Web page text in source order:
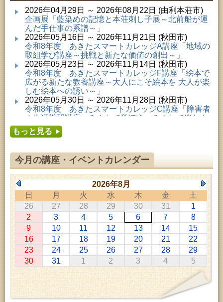
2026年04月29日 ～ 2026年08月22日 (由利本荘市)
企画展「藍染めの記憶と本荘刺し子展～北前船が運
んだ手仕事の系譜～」
2026年05月16日 ～ 2026年11月21日 (秋田市)
令和8年度 あきたスマートカレッジA講座「地域の
取組学び講座～挑戦と新たな価値の創出～」
2026年05月23日 ～ 2026年11月14日 (秋田市)
令和8年度 あきたスマートカレッジF講座「絵本で
広がる新たな教養講座～大人にこそ絵本を 大人が楽
しむ絵本への誘い～」
2026年05月30日 ～ 2026年11月28日 (秋田市)
令和8年度 あきたスマートカレッジC講座「障害者
の生涯学習講座～みんなで学ぼう、みんなで楽しも
う～」
2026年06月02日 ～ 2026年11月30日 (秋田市)
2026年06月06日 ～ 2026年10月17日 (秋田市)
令和8年度 あきたスマートカレッジD講座「防災講
座～自助力と共助力を高める～」
2026年06月27日 ～ 2026年09月05日 (秋田市)
令和8年度 あきたスマートカレッジB講座「熟議フ
ァシリテーター講座 ～熟議をつくろう！～」
2026年07月01日 ～ 2026年09月23日 (仙北市)
千葉克介写真展 ～自然の息吹～
2026年07月11日 ～ 2026年08月30日 (秋田市)
特別展「わけあって絶滅しました。展」
2026年07月14日 ～ 2026年08月23日 (秋田市)
子どもの読書活動推進事業「夏休みは図書館へ行こ
う－みんなの読みたい！知りたい！学びたい！をお
手伝いします－」（資料展示）
2026年07月25日 ～ 2026年09月06日 (美郷町)
美郷町学友館特別展「加藤明見 森に生きるツキノワ
グマ～1年の記録～」
もっと見る
今月の講座・イベントカレンダー
2026年8月
日
月 火 水 木 金
土
26
27 28 29 30 31
1
2
3 4 5 6 7
8
9
10 11 12 13 14
15
16
17 18 19 20 21
22
23
24 25 26 27 28
29
30
31 1 2 3 4 5